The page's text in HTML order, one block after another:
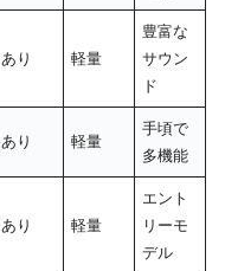
あり 軽量
豊富な
サウン
ド
あり 軽量
手頃で
多機能
あり 軽量
エント
リーモ
デル